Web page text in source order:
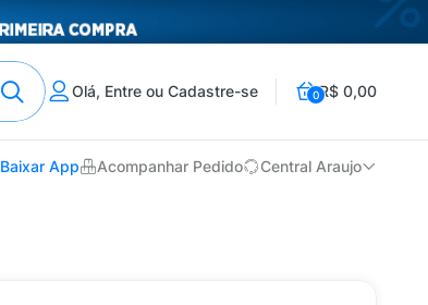
Olá, Entre ou Cadastre-se 0R$ 0,00
Baixar App Acompanhar Pedido Central Araujo